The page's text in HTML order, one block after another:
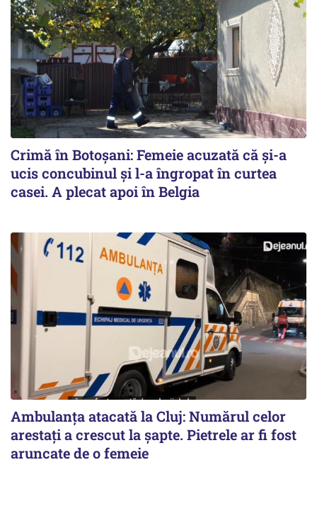
Crimă în Botoșani: Femeie acuzată că și-a
ucis concubinul și l-a îngropat în curtea
casei. A plecat apoi în Belgia
Ambulanța atacată la Cluj: Numărul celor
arestați a crescut la șapte. Pietrele ar fi fost
aruncate de o femeie